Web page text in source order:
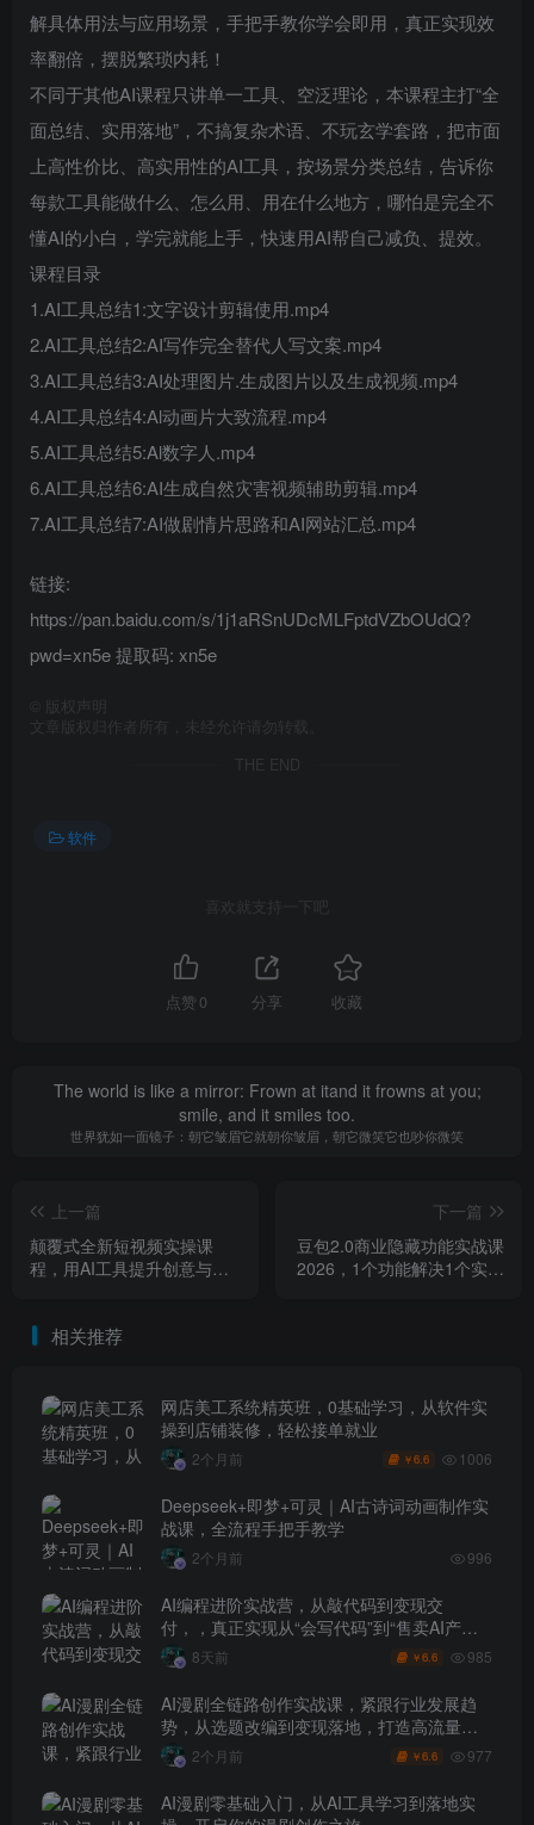
解具体用法与应用场景，手把手教你学会即用，真正实现效
率翻倍，摆脱繁琐内耗！
不同于其他AI课程只讲单一工具、空泛理论，本课程主打“全
面总结、实用落地”，不搞复杂术语、不玩玄学套路，把市面
上高性价比、高实用性的AI工具，按场景分类总结，告诉你
每款工具能做什么、怎么用、用在什么地方，哪怕是完全不
懂AI的小白，学完就能上手，快速用AI帮自己减负、提效。
课程目录
1.AI工具总结1:文字设计剪辑使用.mp4
2.AI工具总结2:AI写作完全替代人写文案.mp4
3.AI工具总结3:AI处理图片.生成图片以及生成视频.mp4
4.AI工具总结4:Al动画片大致流程.mp4
5.AI工具总结5:Al数字人.mp4
6.AI工具总结6:AI生成自然灾害视频辅助剪辑.mp4
7.AI工具总结7:AI做剧情片思路和AI网站汇总.mp4
链接:
https://pan.baidu.com/s/1j1aRSnUDcMLFptdVZbOUdQ?
pwd=xn5e 提取码: xn5e
版权声明
文章版权归作者所有，未经允许请勿转载。
THE END
软件
喜欢就支持一下吧
点赞 0 分享 收藏
The world is like a mirror: Frown at itand it frowns at you;
smile, and it smiles too.
世界犹如一面镜子：朝它皱眉它就朝你皱眉，朝它微笑它也吵你微笑
上一篇
颠覆式全新短视频实操课
程，用AI工具提升创意与效
下一篇
豆包2.0商业隐藏功能实战课
2026，1个功能解决1个实际
相关推荐
网店美工系统精英班，0基础学习，从软件实
操到店铺装修，轻松接单就业
2个月前 ￥6.6 1006
Deepseek+即梦+可灵｜AI古诗词动画制作实
战课，全流程手把手教学
2个月前 996
AI编程进阶实战营，从敲代码到变现交
付，，真正实现从“会写代码”到“售卖AI产品
盈利”的跨越
8天前 ￥6.6 985
AI漫剧全链路创作实战课，紧跟行业发展趋
势，从选题改编到变现落地，打造高流量优
质作品2个月前 ￥6.6 977
AI漫剧零基础入门，从AI工具学习到落地实